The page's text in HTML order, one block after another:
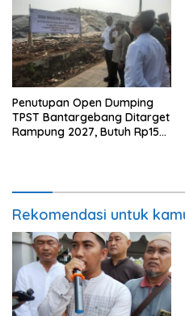
Penutupan Open Dumping
TPST Bantargebang Ditarget
Rampung 2027, Butuh Rp150
Rekomendasi untuk